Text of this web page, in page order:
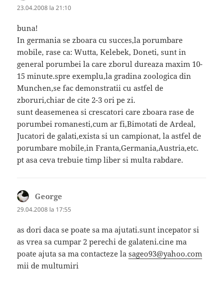
23.04.2008 la 21:10
buna!
In germania se zboara cu succes,la porumbare
mobile, rase ca: Wutta, Kelebek, Doneti, sunt in
general porumbei la care zborul dureaza maxim 10-
15 minute.spre exemplu,la gradina zoologica din
Munchen,se fac demonstratii cu astfel de
zboruri,chiar de cite 2-3 ori pe zi.
sunt deasemenea si crescatori care zboara rase de
porumbei romanesti,cum ar fi,Bimotati de Ardeal,
Jucatori de galati,exista si un campionat, la astfel de
porumbare mobile,in Franta,Germania,Austria,etc.
pt asa ceva trebuie timp liber si multa rabdare.
George
29.04.2008 la 17:55
as dori daca se poate sa ma ajutati.sunt incepator si
as vrea sa cumpar 2 perechi de galateni.cine ma
poate ajuta sa ma contacteze lasageo93@yahoo.com
mii de multumiri